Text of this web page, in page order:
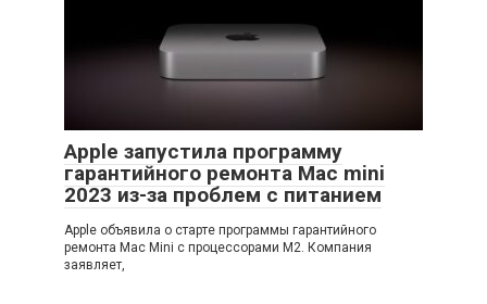
Apple запустила программу
гарантийного ремонта Mac mini
2023 из-за проблем с питанием
Apple объявила о старте программы гарантийного
ремонта Mac Mini с процессорами M2. Компания
заявляет,